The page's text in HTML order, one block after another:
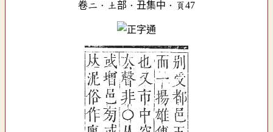
卷二．土部．丑集中．頁47